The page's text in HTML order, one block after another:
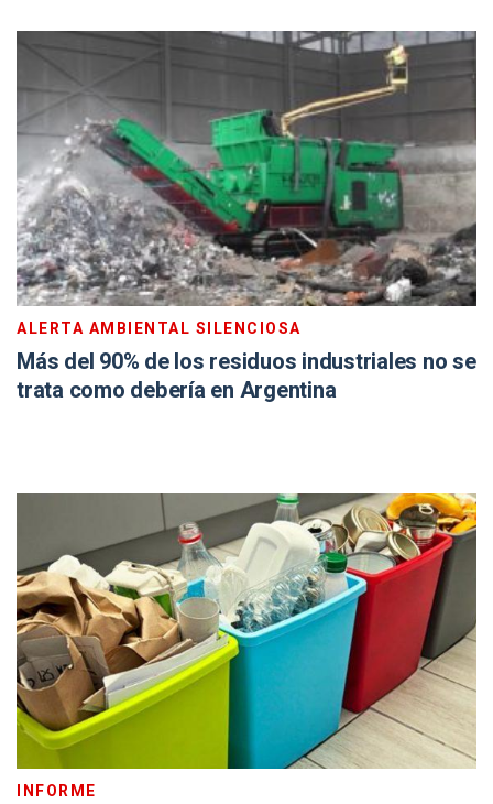
ALERTA AMBIENTAL SILENCIOSA
Más del 90% de los residuos industriales no se
trata como debería en Argentina
INFORME